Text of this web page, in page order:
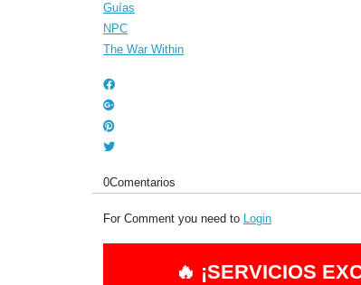
Guías
NPC
The War Within
0Comentarios
For Comment you need to Login
🔥 ¡SERVICIOS